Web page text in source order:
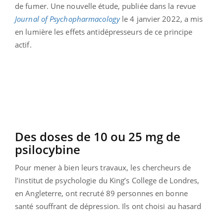
de fumer. Une nouvelle étude, publiée dans la revue
Journal of Psychopharmacologyle 4 janvier 2022, a mis
en lumière les effets antidépresseurs de ce principe
actif.
Des doses de 10 ou 25 mg de
psilocybine
Pour mener à bien leurs travaux, les chercheurs de
l’institut de psychologie du King’s College de Londres,
en Angleterre, ont recruté 89 personnes en bonne
santé souffrant de dépression. Ils ont choisi au hasard